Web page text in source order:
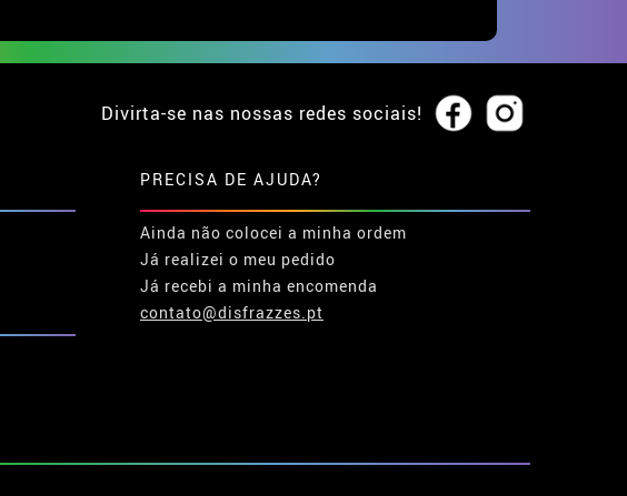
Divirta-se nas nossas redes sociais!
PRECISA DE AJUDA?
Ainda não colocei a minha ordem
Já realizei o meu pedido
Já recebi a minha encomenda
contato@disfrazzes.pt